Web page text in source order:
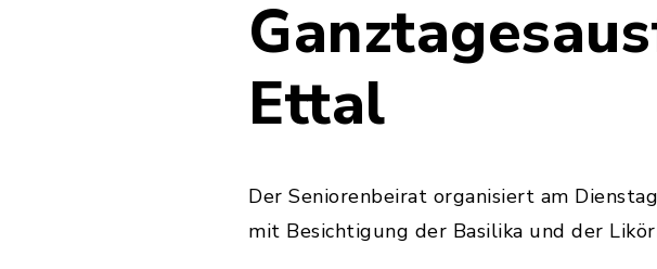
Ettal
Der Seniorenbeirat organisiert am
mit Besichtigung der Basilika und der